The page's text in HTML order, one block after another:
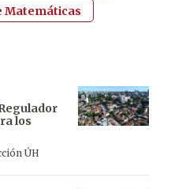
Matemáticas
los
ÚH